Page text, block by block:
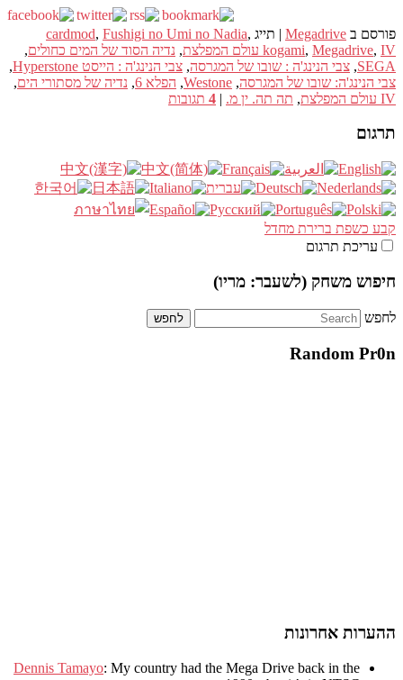
פורסם ב Megadrive
| תייג cardmod, Fushigi no Umi no Nadia,
kogami, Megadrive, IV עולם המפלצת , נדיה הסוד של המים כחולים,
SEGA
, צבי הנינג'ה : שובו של המגרסה, צבי הנינג'ה : הייסט Hyperstone
,
צבי הנינג'ה: שובו של המגרסה,
Westone
, הפלא 6 , נדיה של מסתורי הים,
IV עולם המפלצת
, תה תה. ין מ. |
4 תגובות
תרגום
קבע כשפת ברירת מחדל
עריכת תרגום
חיפוש משחק (לשעבר: מריו)
לחפש
Random Pr0n
ההערות אחרונות
Dennis Tamayo: My country had the Mega Drive back in the